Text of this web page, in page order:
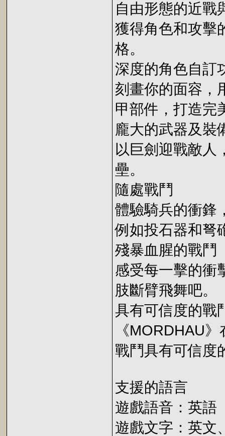
自由形態的近戰
獲得角色和攻擊
格。
深度的角色自訂
刻畫你的面容，
甲部件，打造完
龐大的武器及裝
以巨劍迎戰敵人
壘。
隨處戰鬥
體驗騎兵的衝鋒
例如投石器和弩
殘暴血腥的戰鬥
感受每一擊的衝
肢斷臂飛舞吧。
具有可信度的戰
《MORDHAU
戰鬥具有可信度
支援的語言
遊戲語音：英語
遊戲文字：英文